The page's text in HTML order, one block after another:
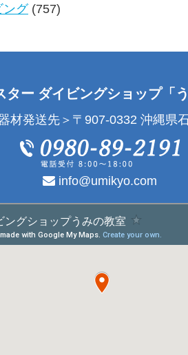
ング(757)
ター ダイビングショップ「
材発送先＞〒907-0332 沖縄県
info@umikyo.com